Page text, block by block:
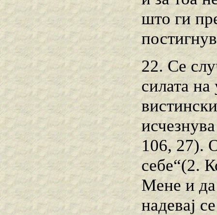
што ги
22. Се
силата
106, 27).
себе“(2.
Мене и да
надевај